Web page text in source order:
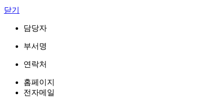
닫기
담당자
부서명
연락처
홈페이지
전자메일